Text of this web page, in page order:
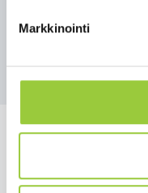
Markkinointi